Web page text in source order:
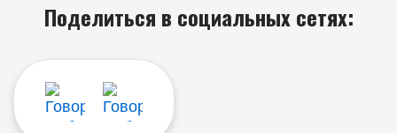
Поделиться в социальных сетях: